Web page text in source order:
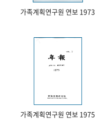
가족계획연구원 연보 1973
가족계획연구원 연보 1975